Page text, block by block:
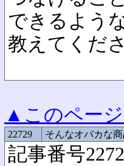
できるよう
教えてくださ
▲このペー
22729 そんなオバカな
記事番号